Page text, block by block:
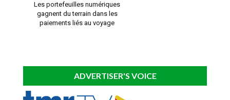
Les portefeuilles numériques
gagnent du terrain dans les
paiements liés au voyage
ADVERTISER'S VOICE